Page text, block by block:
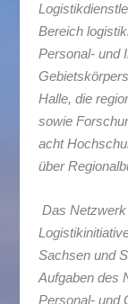
Bereich
Personal- und
Halle, die
sowie
acht
über
Das
Sachsen und
Aufgaben des
Personal- und